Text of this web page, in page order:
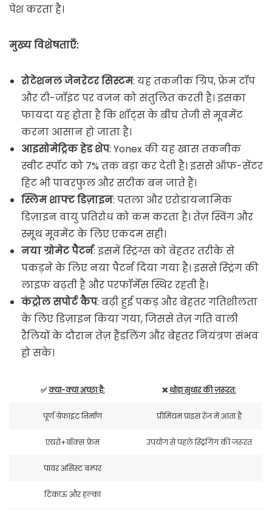
पेश करता है।
मुख्य विशेषताएँ:
रोटेशनल जेनरेटर सिस्टम: यह तकनीक ग्रिप, फ्रेम टॉप
और टी-जॉइंट पर वजन को संतुलित करती है। इसका
फायदा यह होता है कि शॉट्स के बीच तेजी से मूवमेंट
करना आसान हो जाता है।
आइसोमेट्रिक हेड शेप: Yonex की यह खास तकनीक
स्वीट स्पॉट को 7% तक बड़ा कर देती है। इससे ऑफ-सेंटर
हिट भी पावरफुल और सटीक बन जाते हैं।
स्लिम शाफ्ट डिज़ाइन: पतला और एरोडायनामिक
डिज़ाइन वायु प्रतिरोध को कम करता है। तेज़ स्विंग और
स्मूथ मूवमेंट के लिए एकदम सही।
नया ग्रोमेट पैटर्न: इसमें स्ट्रिंग्स को बेहतर तरीके से
पकड़ने के लिए नया पैटर्न दिया गया है। इससे स्ट्रिंग की
लाइफ बढ़ती है और परफॉर्मेंस स्थिर रहती है।
कंट्रोल सपोर्ट कैप: बढ़ी हुई पकड़ और बेहतर गतिशीलता
के लिए डिज़ाइन किया गया, जिससे तेज़ गति वाली
रैलियों के दौरान तेज़ हैंडलिंग और बेहतर नियंत्रण संभव
हो सके।
✅क्या-क्या अच्छा है: ❌थोड़ा सुधार की ज़रूरत:
पूर्ण ग्रेफाइट निर्माण प्रीमियम प्राइस रेंज में आता है
एयरो+बॉक्स फ़्रेम उपयोग से पहले स्ट्रिंगिंग की जरूरत
पावर असिस्ट बम्पर
टिकाऊ और हल्का